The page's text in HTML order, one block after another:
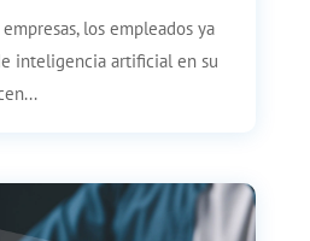
los empleados ya
inteligencia artificial en su